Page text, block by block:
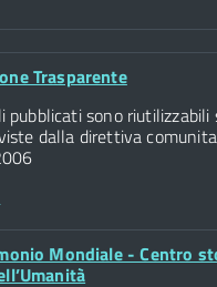
- 50122, Firenze
Certificata
Trasparente
pubblicati sono riutilizzabili
dalla direttiva
Mondiale - Centro